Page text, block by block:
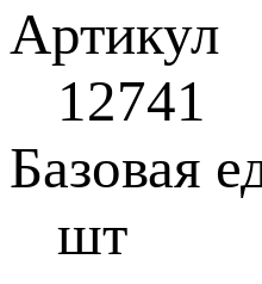
Артикул
12741
Базовая
шт